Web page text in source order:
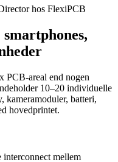
hos FlexiPCB
PCB-areal end nogen
10–20 individuelle
kameramoduler, batteri,
hovedprintet.
mellem